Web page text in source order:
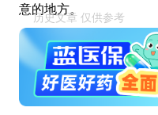
意的地方。